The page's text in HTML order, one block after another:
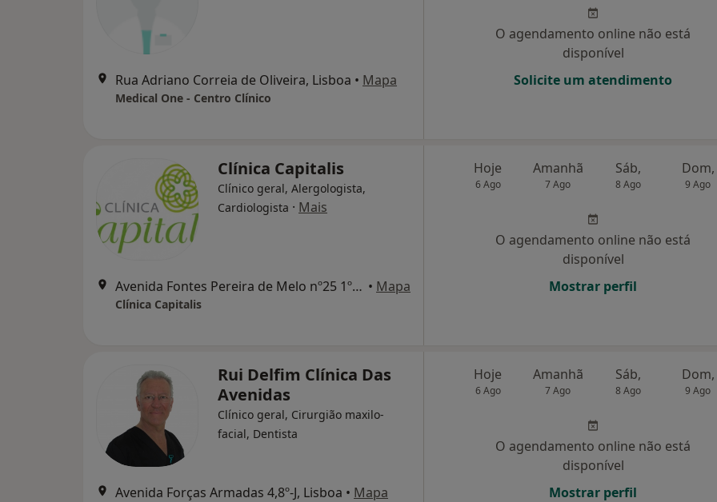
Rua Adriano Correia de Oliveira, Lisboa • Mapa
Medical One - Centro Clínico
O agendamento online não está
disponível
Solicite um atendimento
Clínica Capitalis
Clínico geral, Alergologista,
Cardiologista · Mais
Avenida Fontes Pereira de Melo nº25 1º dto, Lisboa • Mapa
Clínica Capitalis
Hoje
6 Ago
Amanhã
7 Ago
Sáb,
8 Ago
Dom,
9 Ago
O agendamento online não está
disponível
Mostrar perfil
Rui Delfim Clínica Das
Avenidas
Clínico geral, Cirurgião maxilo-
facial, Dentista
Avenida Forças Armadas 4,8º-J, Lisboa • Mapa
Hoje
6 Ago
Amanhã
7 Ago
Sáb,
8 Ago
Dom,
9 Ago
O agendamento online não está
disponível
Mostrar perfil